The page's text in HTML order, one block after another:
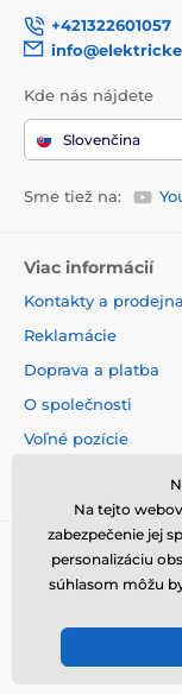
+421322601057
Kde nás nájdete
Slovenčina
Sme tiež na:
Viac informácií
Kontakty a prodejna
Reklamácie
Doprava a platba
O společnosti
Voľné pozície
© 2026
Na tejto
zabezpečenie jej
personalizáciu
súhlasom môžu